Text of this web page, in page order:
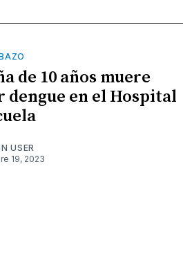
de 10 años muere
dengue en el Hospital
USER
19, 2023